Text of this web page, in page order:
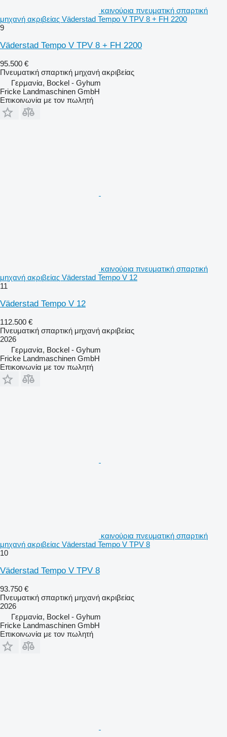
καινούρια πνευματική σπαρτική
μηχανή ακριβείας Väderstad Tempo V TPV 8 + FH 2200
9
Väderstad Tempo V TPV 8 + FH 2200
95.500 €
Πνευματική σπαρτική μηχανή ακριβείας
Γερμανία, Bockel - Gyhum
Fricke Landmaschinen GmbH
Επικοινωνία με τον πωλητή
καινούρια πνευματική σπαρτική
μηχανή ακριβείας Väderstad Tempo V 12
11
Väderstad Tempo V 12
112.500 €
Πνευματική σπαρτική μηχανή ακριβείας
2026
Γερμανία, Bockel - Gyhum
Fricke Landmaschinen GmbH
Επικοινωνία με τον πωλητή
καινούρια πνευματική σπαρτική
μηχανή ακριβείας Väderstad Tempo V TPV 8
10
Väderstad Tempo V TPV 8
93.750 €
Πνευματική σπαρτική μηχανή ακριβείας
2026
Γερμανία, Bockel - Gyhum
Fricke Landmaschinen GmbH
Επικοινωνία με τον πωλητή